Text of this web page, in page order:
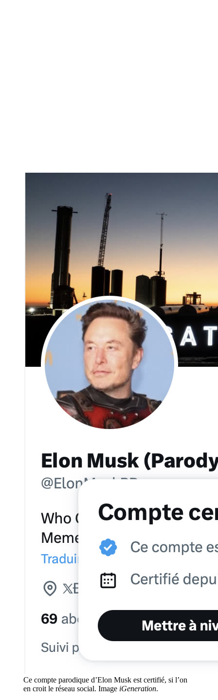
Ce compte parodique d’Elon Musk est certifié, si l’on
en croit le réseau social. Image iGeneration.